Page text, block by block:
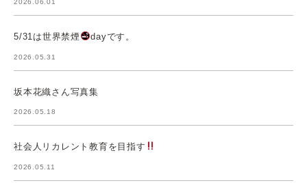
2026.06.01
5/31は世界禁煙 dayです。
2026.05.31
坂本花織さん写真集
2026.05.18
社会人リカレント教育を目指す
2026.05.11